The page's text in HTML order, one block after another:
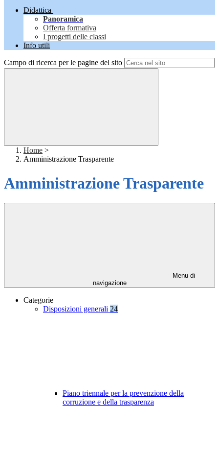
Didattica
Panoramica
Offerta formativa
I progetti delle classi
Info utili
Campo di ricerca per le pagine del sito
Home >
Amministrazione Trasparente
Amministrazione Trasparente
Menu di
navigazione
Categorie
Disposizioni generali 24
Piano triennale per la prevenzione della
corruzione e della trasparenza